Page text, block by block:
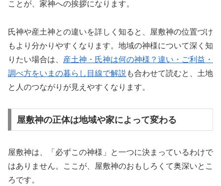
ことが、家神への挨拶になります。
氏神や産土神との違いを詳しく知ると、屋敷神の位置づけ
もより分かりやすくなります。地域の神様について深く知
りたい場合は、 産土神・氏神は何の神様？違い・ご利益・
調べ方をいまの暮らし目線で解説 も合わせて読むと、土地
と人のつながりが見えやすくなります。
屋敷神の正体は地域や家によって変わる
屋敷神は、「必ずこの神様」と一つに決まっているわけで
はありません。ここが、屋敷神のおもしろくて奥深いとこ
ろです。